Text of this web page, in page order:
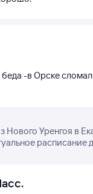
-в Орске
Уренгоя в
расписание